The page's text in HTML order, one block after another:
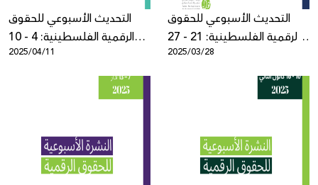
التحديث الأسبوعي للحقوق
الرقمية الفلسطينية: 4 - 10
نيسان
2025/04/11
التحديث الأسبوعي للحقوق
الرقمية الفلسطينية: 21 - 27
آذار
2025/03/28